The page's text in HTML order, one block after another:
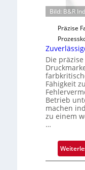
Bild: B&R
Präzise
Die
Fähigkeit
Betrieb
machen
zu einem
…